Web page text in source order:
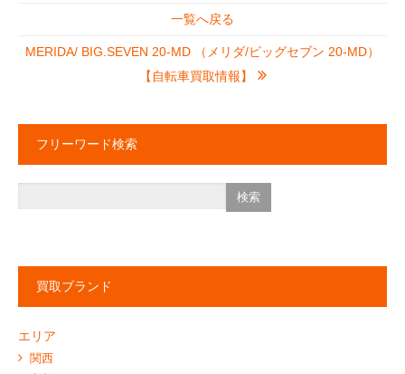
一覧へ戻る
MERIDA/ BIG.SEVEN 20-MD （メリダ/ビッグセブン 20-MD）
【自転車買取情報】
フリーワード検索
買取ブランド
エリア
関西